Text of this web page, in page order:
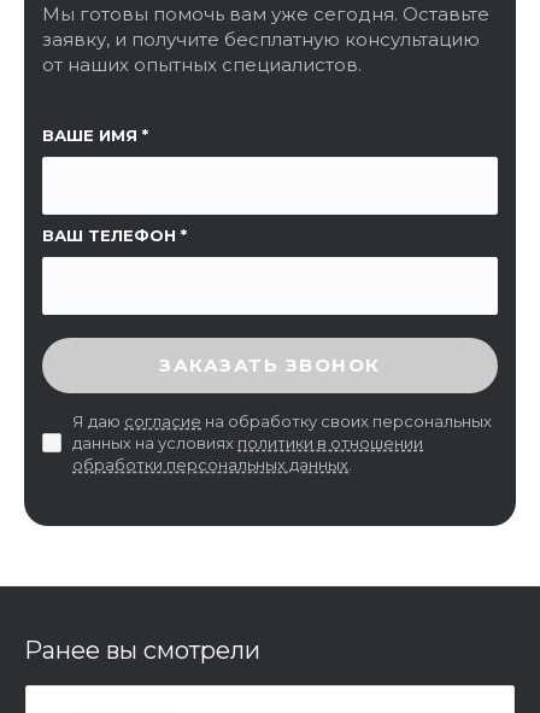
Мы готовы помочь вам уже сегодня. Оставьте
заявку, и получите бесплатную консультацию
от наших опытных специалистов.
ВАШЕ ИМЯ
ВАШ ТЕЛЕФОН
ССЫЛКА НА СТРАНИЦУ
ВВЕДИТЕ ПРОВЕРОЧНЫЙ КОД
ЗАКАЗАТЬ ЗВОНОК
Я даю согласие на обработку своих персональных
данных на условиях политики в отношении
обработки персональных данных
Ранее вы смотрели